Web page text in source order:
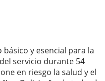
y esencial para la
servicio durante 54
en riesgo la salud y el